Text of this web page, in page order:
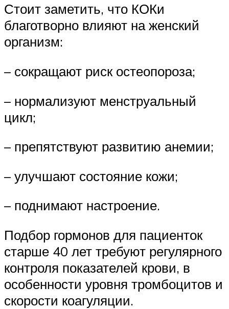
Стоит заметить, что КОКи
благотворно влияют на женский
организм:
– сокращают риск остеопороза;
– нормализуют менструальный
цикл;
– препятствуют развитию анемии;
– улучшают состояние кожи;
– поднимают настроение.
Подбор гормонов для пациенток
старше 40 лет требуют регулярного
контроля показателей крови, в
особенности уровня тромбоцитов и
скорости коагуляции.